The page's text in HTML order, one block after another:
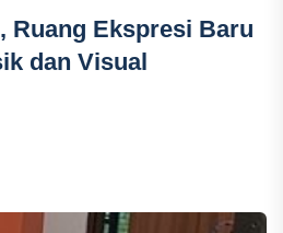
Ruang Ekspresi Baru
dan Visual